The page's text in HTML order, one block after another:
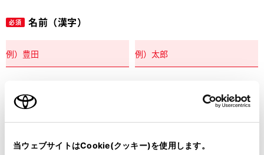
当ウェブサイトはCookie(クッキー)を使用します。
必須 名前（漢字）
必須 名前（カナ）